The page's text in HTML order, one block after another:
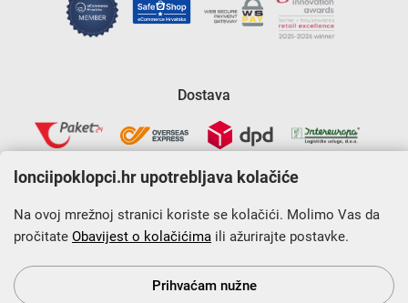
Dostava
Krajnji primatelj financijskog instrumenta sufinanciranog iz
Europskog fonda za regionalni razvoj u sklopu Operativnog
programa „Konkurentnost i kohezija”.
lonciipoklopci.hr upotrebljava kolačiće
Na ovoj mrežnoj stranici koriste se kolačići. Molimo Vas da
pročitate Obavijest o kolačićima ili ažurirajte postavke.
Prihvaćam nužne